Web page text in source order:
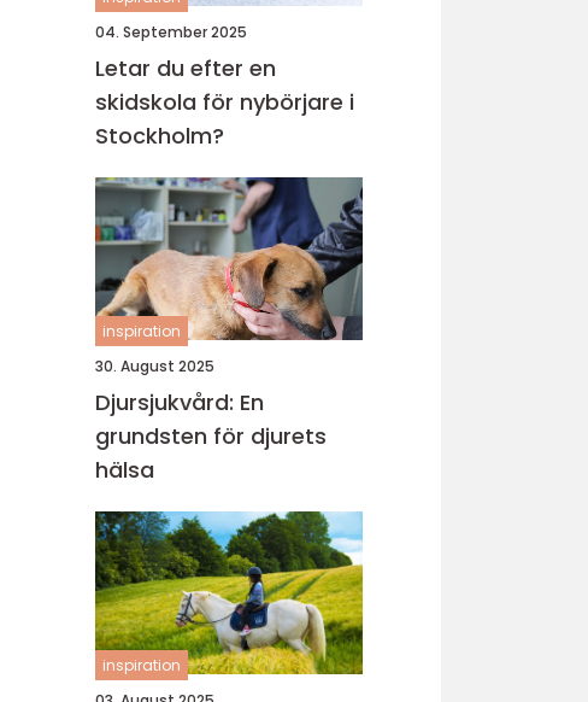
04. September 2025
Letar du efter en
skidskola för nybörjare i
Stockholm?
inspiration
30. August 2025
Djursjukvård: En
grundsten för djurets
hälsa
inspiration